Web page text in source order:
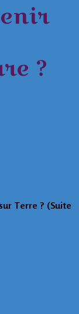
?
Terre ? (Suite